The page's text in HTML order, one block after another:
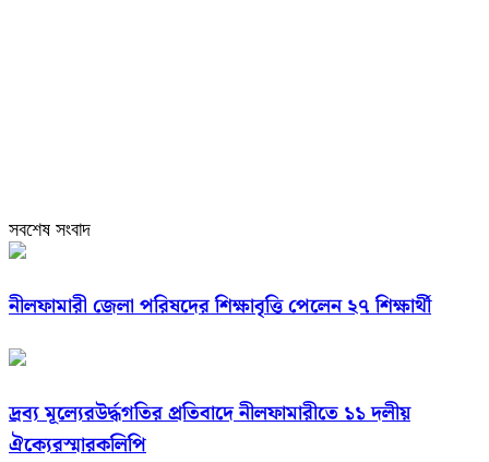
সবশেষ সংবাদ
নীলফামারী জেলা পরিষদের শিক্ষাবৃত্তি পেলেন ২৭ শিক্ষার্থী
দ্রব্য মূল্যেরউর্দ্ধগতির প্রতিবাদে নীলফামারীতে ১১ দলীয়
ঐক্যেরস্মারকলিপি